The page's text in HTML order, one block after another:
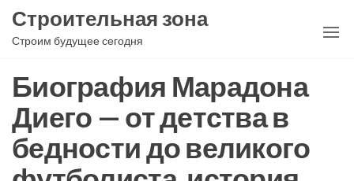
Перейти
Строительная зона
Строим будущее сегодня
Биография Марадона
Диего — от детства в
бедности до великого